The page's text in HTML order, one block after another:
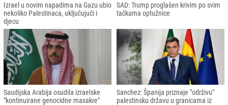
Izrael u novim napadima na Gazu ubio
nekoliko Palestinaca, uključujući i
djecu
SAD: Trump proglašen krivim po svim
tačkama optužnice
Saudijska Arabija osudila izraelske
"kontinuirane genocidne masakre"
Sanchez: Španija priznaje "održivu"
palestinsku državu u granicama iz